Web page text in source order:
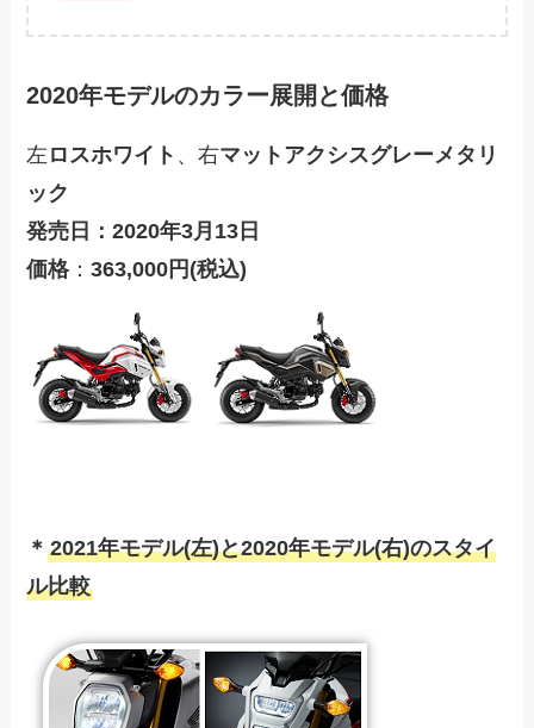
2020年モデルのカラー展開 と価格
左 ロスホワイト 、右マットアクシスグレーメタリ
ック
発売日：2020年3月13日
価格：363,000円(税込)
＊2021年モデル(左)と2020年モデル(右)のスタイ
ル比較